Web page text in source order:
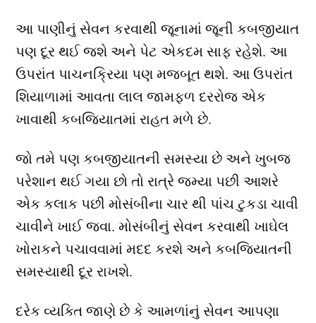
આ પાણીનું સેવન કરવાથી જૂનામાં જૂની કબજીયાત
પણ દૂર થઈ જશે અને પેટ એકદમ સાફ રહેશે. આ
ઉપરાંત પાચનક્રિયા પણ મજબૂત થશે. આ ઉપરાંત
શિયાળામાં આવતા લાલ જામફળ દરરોજ એક
ખાવાથી કબજિયાતમાં રાહત મળે છે.
જો તમે પણ કબજીયાતની સમસ્યા છે અને ખુબજ
પરેશાન થઈ ગયા છો તો રાત્રે જમ્યા પછી આશરે
એક કલાક પછી મોસંબીના ચાર થી પાંચ ટુકડા ચાવી
ચાવીને ખાઈ જવા. મોસંબીનું સેવન કરવાથી ખાઘેલ
ખોરાકને પચાવવામાં મદદ કરશે અને કબજિયાતની
સમસ્યાથી દૂર રાખશે.
દરેક વ્યક્તિ જાણે છે કે આમળાંનું સેવન આપણા